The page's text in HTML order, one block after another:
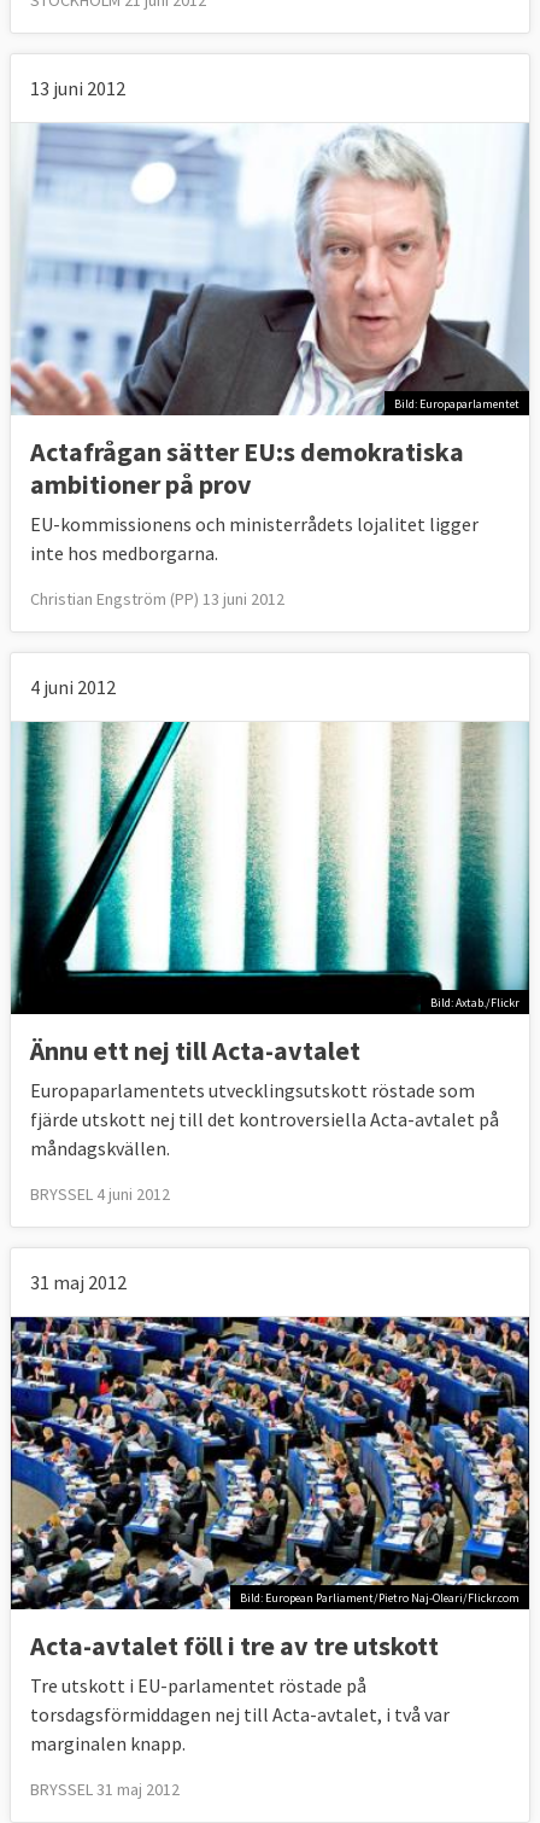
13 juni 2012
Bild: Europaparlamentet
Actafrågan sätter EU:s demokratiska
ambitioner på prov
EU-kommissionens och ministerrådets lojalitet ligger
inte hos medborgarna.
Christian Engström (PP) 13 juni 2012
4 juni 2012
Bild: Axtab./Flickr
Ännu ett nej till Acta-avtalet
Europaparlamentets utvecklingsutskott röstade som
fjärde utskott nej till det kontroversiella Acta-avtalet på
måndagskvällen.
BRYSSEL 4 juni 2012
31 maj 2012
Bild: European Parliament/Pietro Naj-Oleari/Flickr.com
Acta-avtalet föll i tre av tre utskott
Tre utskott i EU-parlamentet röstade på
torsdagsförmiddagen nej till Acta-avtalet, i två var
marginalen knapp.
BRYSSEL 31 maj 2012